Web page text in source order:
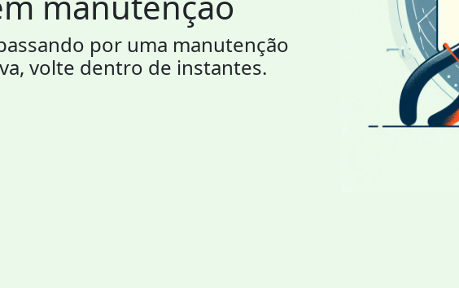
por uma manutenção
volte dentro de instantes.